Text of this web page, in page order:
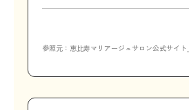
参照元：恵比寿マリアージュサロン公式サイト